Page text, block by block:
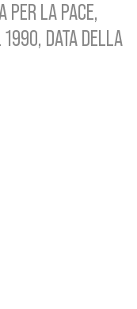
PER LA PACE,
1990, DATA DELLA